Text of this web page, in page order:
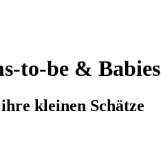
to-be & Babies
kleinen Schätze